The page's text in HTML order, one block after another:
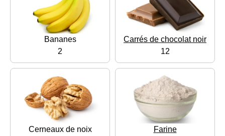
Bananes
2
Carrés de chocolat noir
12
Cerneaux de noix
Farine